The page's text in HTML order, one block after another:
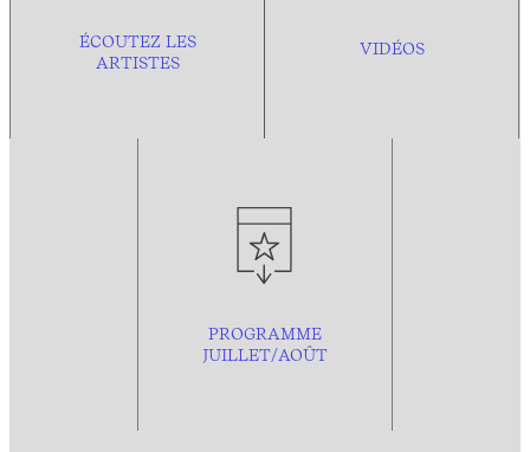
ÉCOUTEZ LES
ARTISTES
VIDÉOS
PROGRAMME
JUILLET/AOÛT